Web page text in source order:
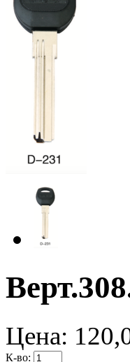
Цена:
К-во: